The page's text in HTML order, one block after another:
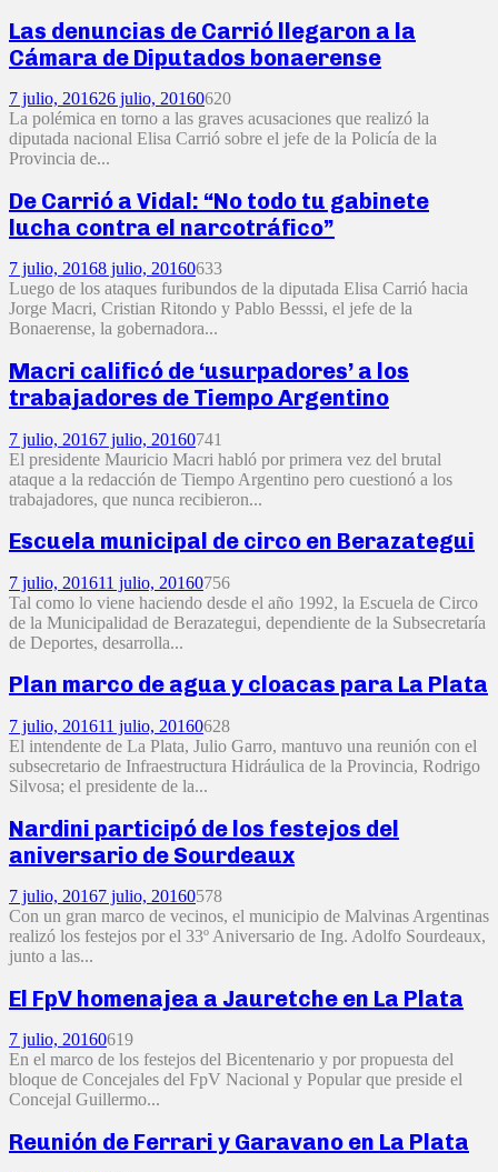
Las denuncias de Carrió llegaron a la
Cámara de Diputados bonaerense
7 julio, 201626 julio, 20160620
La polémica en torno a las graves acusaciones que realizó la
diputada nacional Elisa Carrió sobre el jefe de la Policía de la
Provincia de...
De Carrió a Vidal: “No todo tu gabinete
lucha contra el narcotráfico”
7 julio, 20168 julio, 20160633
Luego de los ataques furibundos de la diputada Elisa Carrió hacia
Jorge Macri, Cristian Ritondo y Pablo Besssi, el jefe de la
Bonaerense, la gobernadora...
Macri calificó de ‘usurpadores’ a los
trabajadores de Tiempo Argentino
7 julio, 20167 julio, 20160741
El presidente Mauricio Macri habló por primera vez del brutal
ataque a la redacción de Tiempo Argentino pero cuestionó a los
trabajadores, que nunca recibieron...
Escuela municipal de circo en Berazategui
7 julio, 201611 julio, 20160756
Tal como lo viene haciendo desde el año 1992, la Escuela de Circo
de la Municipalidad de Berazategui, dependiente de la Subsecretaría
de Deportes, desarrolla...
Plan marco de agua y cloacas para La Plata
7 julio, 201611 julio, 20160628
El intendente de La Plata, Julio Garro, mantuvo una reunión con el
subsecretario de Infraestructura Hidráulica de la Provincia, Rodrigo
Silvosa; el presidente de la...
Nardini participó de los festejos del
aniversario de Sourdeaux
7 julio, 20167 julio, 20160578
Con un gran marco de vecinos, el municipio de Malvinas Argentinas
realizó los festejos por el 33º Aniversario de Ing. Adolfo Sourdeaux,
junto a las...
El FpV homenajea a Jauretche en La Plata
7 julio, 20160619
En el marco de los festejos del Bicentenario y por propuesta del
bloque de Concejales del FpV Nacional y Popular que preside el
Concejal Guillermo...
Reunión de Ferrari y Garavano en La Plata